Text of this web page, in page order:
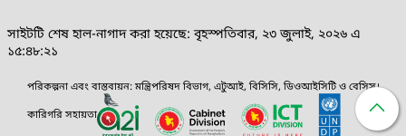
সাইটটি শেষ হাল-নাগাদ করা হয়েছে: বৃহস্পতিবার, ২৩ জুলাই, ২০২৬ এ
১৫:৪৮:২১
পরিকল্পনা এবং বাস্তবায়ন: মন্ত্রিপরিষদ বিভাগ, এটুআই, বিসিসি, ডিওআইসিটি ও বেসিস।
কারিগরি সহায়তা